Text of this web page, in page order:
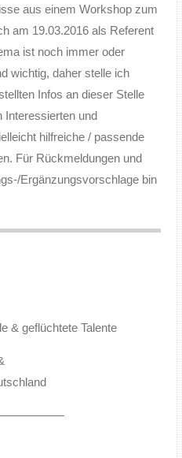
aus einem Workshop zum
am 19.03.2016 als Referent
ist noch immer oder
wichtig, daher stelle ich
Infos an dieser Stelle
Interessierten und
hilfreiche / passende
Für Rückmeldungen und
Ergänzungsvorschlage bin
& geflüchtete Talente